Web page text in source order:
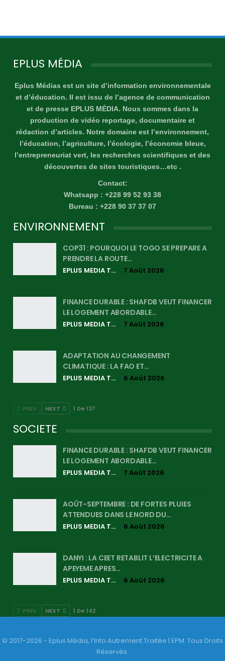
EPLUS MÉDIA
Eplus Médias est un site d’information environnementale
et d’éducation. Il est issu de l’agence de communication
et de presse EPLUS MÉDIA. Nous sommes dans la
production de vidéo reportage, documentaire et
rédaction d’articles. Notre domaine est l’environnement,
l’éducation, l’agriculture, l’écologie, l’économie bleue,
l’entrepreneuriat vert, les recherches scientifiques et des
découvertes de sites touristiques…etc .
Contact:
Whatsapp : +228 99 52 93 38
Bureau : +228 90 37 37 07
ENVIRONNEMENT
COP31 : POURQUOI LE TOGO SE PREPARE A
PRENDRE LA ROUTE…
EPLUS MEDIA TV 7 Août 2026
FINANCE DURABLE : SHAFDB VEUT FINANCER
LE LOGEMENT ABORDABLE…
EPLUS MEDIA TV 7 Août 2026
ADAPTATION AU CHANGEMENT
CLIMATIQUE : LA FAO ET…
EPLUS MEDIA TV 6 Août 2026
PREV NEXT 1 De 137
SOCIETE
FINANCE DURABLE : SHAFDB VEUT FINANCER
LE LOGEMENT ABORDABLE…
EPLUS MEDIA TV 7 Août 2026
AOÛT-SEPTEMBRE : DE FORTES PLUIES
ATTENDUES DANS LE NORD DU…
EPLUS MEDIA TV 6 Août 2026
DANYI : LA CEET RETABLIT L’ELECTRICITE A
APEYEME APRES…
EPLUS MEDIA TV 6 Août 2026
PREV NEXT 1 De 142
© 2017-2026 - Eplus Média, l’Info Autrement Traitée | EPM. Tous Droits
Réservés.